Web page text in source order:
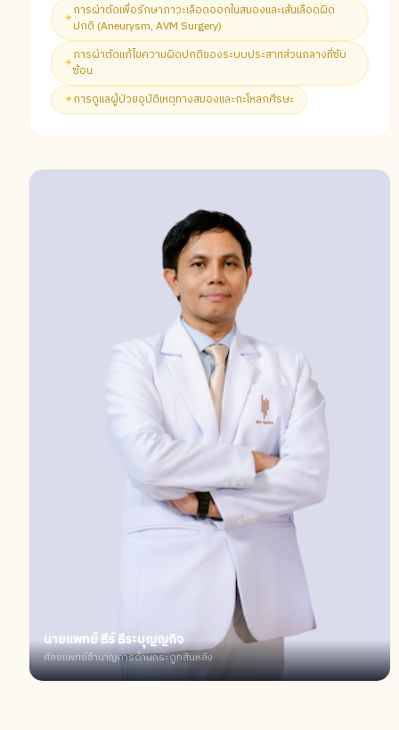
✦การผ่าตัดเพื่อรักษาภาวะเลือดออกในสมองและเส้นเลือดผิด
ปกติ (Aneurysm, AVM Surgery)
✦การผ่าตัดแก้ไขความผิดปกติของระบบประสาทส่วนกลางที่ซับ
ซ้อน
✦การดูแลผู้ป่วยอุบัติเหตุทางสมองและกะโหลกศีรษะ
นายแพทย์ ธีร์ ธีระบุญญกิจ
ศัลยแพทย์ชำนาญการด้านกระดูกสันหลัง